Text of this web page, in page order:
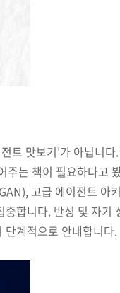
트 맛보기'가 아닙니다
주는 책이 필요하다고
고급 에이전트 아
합니다. 반성 및 자기
단계적으로 안내합니다.